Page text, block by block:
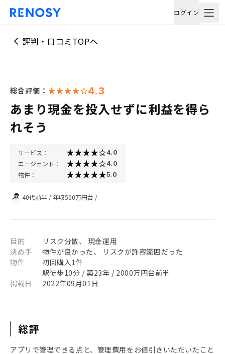
ログイン
評判・口コミTOPへ
総合評価： 4.3
あまり現金を投入せずに利益を得ら
れそう
サービス： 4.0
エージェント： 4.0
物件： 5.0
40代前半 / 年収500万円台 /
目的
リスク分散、 現金運用
決め手
物件が良かった、 リスクが許容範囲だった
物件
初回購入1件
駅徒歩10分 / 築23年 / 2000万円台前半
掲載日
2022年09月01日
総評
アプリで管理できる点と、管理費用をお値引きいただいたこと